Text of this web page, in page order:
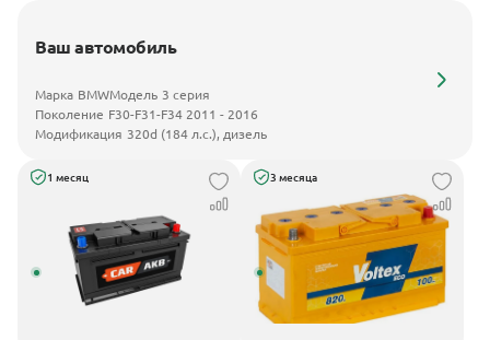
Ваш автомобиль
Марка BMWМодель 3 серия
Поколение F30-F31-F34 2011 - 2016
Модификация 320d (184 л.с.), дизель
1 месяц 3 месяца